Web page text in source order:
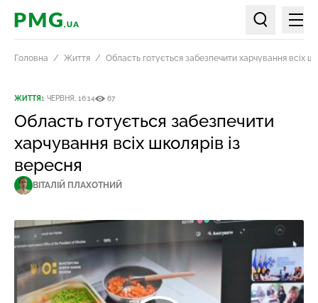
PMG.ua
Пошук по
Головна Життя Область готується забезпечити харчування всіх
ЖИТТЯ1 ЧЕРВНЯ, 16:14 67
Область готується забезпечити
харчування всіх школярів із
вересня
ВІТАЛІЙ ПЛАХОТНИЙ